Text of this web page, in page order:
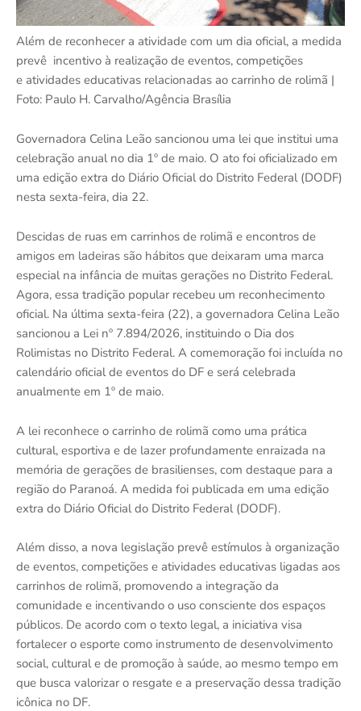
Além de reconhecer a atividade com um dia oficial, a medida
prevê incentivo à realização de eventos, competições
e atividades educativas relacionadas ao carrinho de rolimã |
Foto: Paulo H. Carvalho/Agência Brasília
Governadora Celina Leão sancionou uma lei que institui uma
celebração anual no dia 1º de maio. O ato foi oficializado em
uma edição extra do Diário Oficial do Distrito Federal (DODF)
nesta sexta-feira, dia 22.
Descidas de ruas em carrinhos de rolimã e encontros de
amigos em ladeiras são hábitos que deixaram uma marca
especial na infância de muitas gerações no Distrito Federal.
Agora, essa tradição popular recebeu um reconhecimento
oficial. Na última sexta-feira (22), a governadora Celina Leão
sancionou a Lei nº 7.894/2026, instituindo o Dia dos
Rolimistas no Distrito Federal. A comemoração foi incluída no
calendário oficial de eventos do DF e será celebrada
anualmente em 1º de maio.
A lei reconhece o carrinho de rolimã como uma prática
cultural, esportiva e de lazer profundamente enraizada na
memória de gerações de brasilienses, com destaque para a
região do Paranoá. A medida foi publicada em uma edição
extra do Diário Oficial do Distrito Federal (DODF).
Além disso, a nova legislação prevê estímulos à organização
de eventos, competições e atividades educativas ligadas aos
carrinhos de rolimã, promovendo a integração da
comunidade e incentivando o uso consciente dos espaços
públicos. De acordo com o texto legal, a iniciativa visa
fortalecer o esporte como instrumento de desenvolvimento
social, cultural e de promoção à saúde, ao mesmo tempo em
que busca valorizar o resgate e a preservação dessa tradição
icônica no DF.